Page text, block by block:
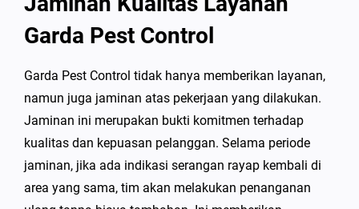
Garda Pest Control
Garda Pest Control tidak hanya memberikan layanan,
namun juga jaminan atas pekerjaan yang dilakukan.
Jaminan ini merupakan bukti komitmen terhadap
kualitas dan kepuasan pelanggan. Selama periode
jaminan, jika ada indikasi serangan rayap kembali di
area yang sama, tim akan melakukan penanganan